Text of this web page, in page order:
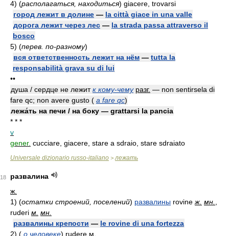
4) (располагаться, находиться) giacere, trovarsi
город лежит в долине — la città giace in una valle
дорога лежит через лес — la strada passa attraverso il
bosco
5) (перев. по-разному)
вся ответственность лежит на нём — tutta la
responsabilità grava su di lui
••
душа / сердце не лежитк кому-чему разг. — non sentirsela di
fare qc; non avere gusto ( a fare qc)
лежа́ть на печи / на боку — grattarsi la pancia
* * *
v
gener. cucciare, giacere, stare a sdraio, stare sdraiato
Universale dizionario russo-italiano > лежать
18
развалина
ж.
1) (остатки строений, поселений) развалины rovine ж. мн.
ruderi м. мн.
развалины крепости — le rovine di una fortezza
2) ( о человеке) rudere м.